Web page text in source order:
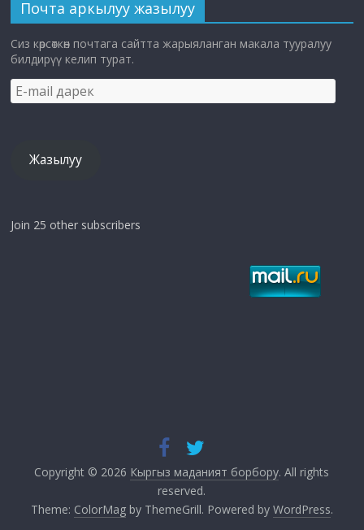
Почта аркылуу жазылуу
Сиз көрсөткөн почтага сайтта жарыяланган макала тууралуу
билдирүү келип турат.
E-
mail
Жазылуу
Join 25 other subscribers
Copyright © 2026 Кыргыз маданият борбору. All rights
reserved.
Theme: ColorMagby ThemeGrill. Powered by WordPress.